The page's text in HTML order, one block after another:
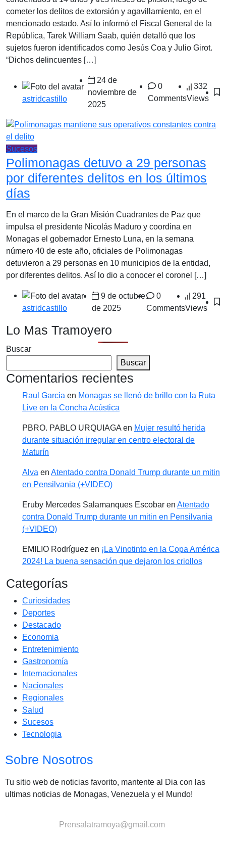
cometer los delitos de extorsión y agavillamiento, en el
mencionado estado. Así lo informó el Fiscal General de la
República, Tarek William Saab, quién detalló que los
sujetos fueron identificados como Jesús Coa y Julio Girot.
“Dichos delincuentes […]
astridcastillo
24 de
noviembre de
2025
0
Comments
332
Views
Sucesos
Polimonagas detuvo a 29 personas
por diferentes delitos en los últimos
días
En el marco de la Gran Misión Cuadrantes de Paz que
impulsa el presidente Nicolás Maduro y coordina en
Monagas el gobernador Ernesto Luna, en la semana
número 40 de este año, oficiales de Polimonagas
detuvieron a 29 personas en 10 municipios de la entidad,
por diferentes delitos. Así lo dio a conocer el coronel […]
astridcastillo
9 de octubre
de 2025
0
Comments
291
Views
Lo Mas Tramoyero
Buscar
Buscar
Comentarios recientes
Raul Garcia en Monagas se llenó de brillo con la Ruta
Live en la Concha Acústica
PBRO. PABLO URQUIAGA en Mujer resultó herida
durante situación irregular en centro electoral de
Maturín
Alva en Atentado contra Donald Trump durante un mitin
en Pensilvania (+VIDEO)
Eruby Mercedes Salamanques Escobar en Atentado
contra Donald Trump durante un mitin en Pensilvania
(+VIDEO)
EMILIO Rodríguez en ¡La Vinotinto en la Copa América
2024! La buena sensación que dejaron los criollos
Categorías
Curiosidades
Deportes
Destacado
Economia
Entretenimiento
Gastronomía
Internacionales
Nacionales
Regionales
Salud
Sucesos
Tecnologia
Sobre Nosotros
Tu sitio web de noticias favorito, mantente al Dia con las
ultimas noticias de Monagas, Venezuela y el Mundo!
Prensalatramoya@gmail.com